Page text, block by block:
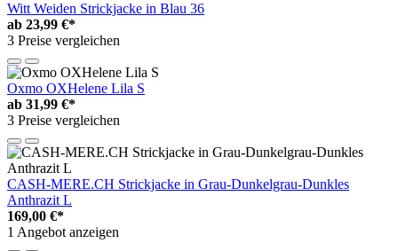
Witt Weiden Strickjacke in Blau 36
ab 23,99 €*
3 Preise vergleichen
Oxmo OXHelene Lila S
ab 31,99 €*
3 Preise vergleichen
CASH-MERE.CH Strickjacke in Grau-Dunkelgrau-Dunkles
Anthrazit L
169,00 €*
1 Angebot anzeigen